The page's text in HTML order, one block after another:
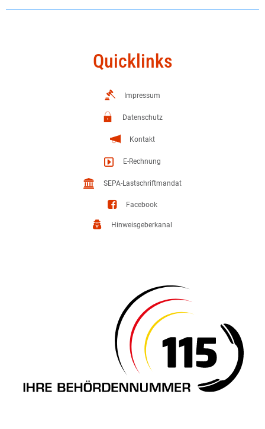
Quicklinks
Impressum
Datenschutz
Kontakt
E-Rechnung
SEPA-Lastschriftmandat
Facebook
Hinweisgeberkanal